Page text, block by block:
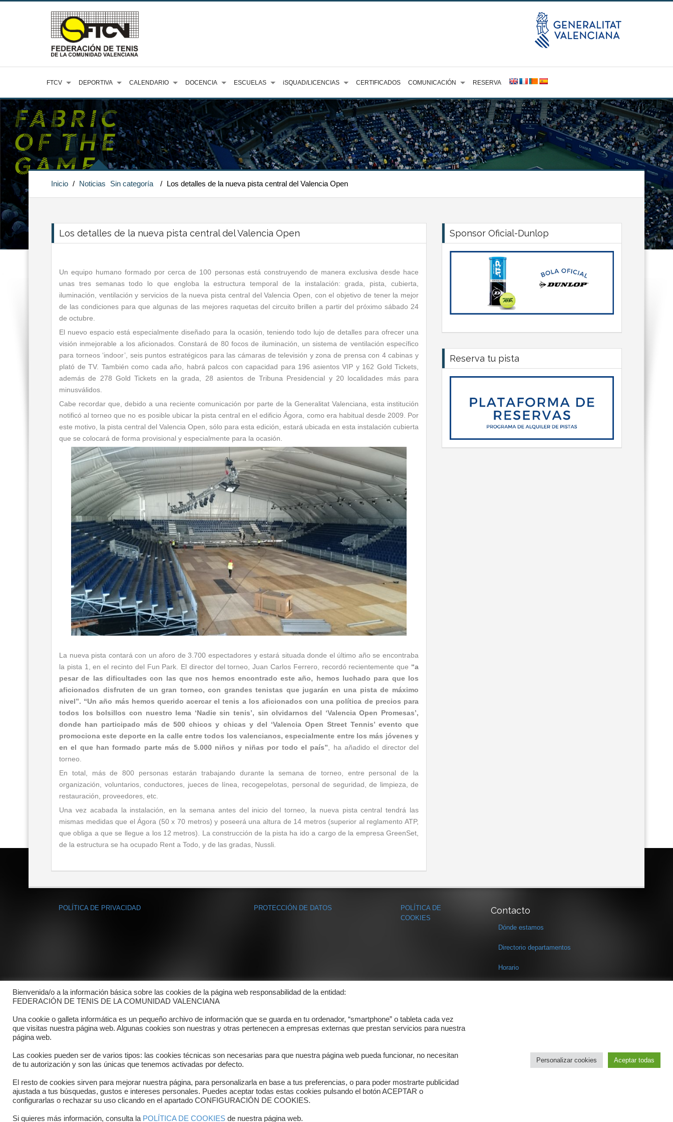
FTCV DEPORTIVA CALENDARIO DOCENCIA ESCUELAS iSQUAD/LICENCIAS CERTIFICADOS COMUNICACIÓN RESERVA
Inicio / Noticias Sin categoría / Los detalles de la nueva pista central del Valencia Open
Los detalles de la nueva pista central del Valencia Open
Un equipo humano formado por cerca de 100 personas está construyendo de manera exclusiva desde hace
unas tres semanas todo lo que engloba la estructura temporal de la instalación: grada, pista, cubierta,
iluminación, ventilación y servicios de la nueva pista central del Valencia Open, con el objetivo de tener la mejor
de las condiciones para que algunas de las mejores raquetas del circuito brillen a partir del próximo sábado 24
de octubre.
El nuevo espacio está especialmente diseñado para la ocasión, teniendo todo lujo de detalles para ofrecer una
visión inmejorable a los aficionados. Constará de 80 focos de iluminación, un sistema de ventilación específico
para torneos ‘indoor’, seis puntos estratégicos para las cámaras de televisión y zona de prensa con 4 cabinas y
plató de TV. También como cada año, habrá palcos con capacidad para 196 asientos VIP y 162 Gold Tickets,
además de 278 Gold Tickets en la grada, 28 asientos de Tribuna Presidencial y 20 localidades más para
minusválidos.
Cabe recordar que, debido a una reciente comunicación por parte de la Generalitat Valenciana, esta institución
notificó al torneo que no es posible ubicar la pista central en el edificio Ágora, como era habitual desde 2009. Por
este motivo, la pista central del Valencia Open, sólo para esta edición, estará ubicada en esta instalación cubierta
que se colocará de forma provisional y especialmente para la ocasión.
La nueva pista contará con un aforo de 3.700 espectadores y estará situada donde el último año se encontraba
la pista 1, en el recinto del Fun Park. El director del torneo, Juan Carlos Ferrero, recordó recientemente que “a
pesar de las dificultades con las que nos hemos encontrado este año, hemos luchado para que los
aficionados disfruten de un gran torneo, con grandes tenistas que jugarán en una pista de máximo
nivel”. “Un año más hemos querido acercar el tenis a los aficionados con una política de precios para
todos los bolsillos con nuestro lema ‘Nadie sin tenis’, sin olvidarnos del ‘Valencia Open Promesas’,
donde han participado más de 500 chicos y chicas y del ‘Valencia Open Street Tennis’ evento que
promociona este deporte en la calle entre todos los valencianos, especialmente entre los más jóvenes y
en el que han formado parte más de 5.000 niños y niñas por todo el país” , ha añadido el director del
torneo.
En total, más de 800 personas estarán trabajando durante la semana de torneo, entre personal de la
organización, voluntarios, conductores, jueces de línea, recogepelotas, personal de seguridad, de limpieza, de
restauración, proveedores, etc.
Una vez acabada la instalación, en la semana antes del inicio del torneo, la nueva pista central tendrá las
mismas medidas que el Ágora (50 x 70 metros) y poseerá una altura de 14 metros (superior al reglamento ATP,
que obliga a que se llegue a los 12 metros). La construcción de la pista ha ido a cargo de la empresa GreenSet,
de la estructura se ha ocupado Rent a Todo, y de las gradas, Nussli.
Sponsor Oficial-Dunlop
Reserva tu pista
POLÍTICA DE PRIVACIDAD PROTECCIÓN DE DATOS
POLÍTICA DE
COOKIES
Contacto
Dónde estamos
Directorio departamentos
Horario
Copyright © 2025 FTCV
Bienvenida/o a la información básica sobre las cookies de la página web responsabilidad de la entidad:
FEDERACIÓN DE TENIS DE LA COMUNIDAD VALENCIANA
Una cookie o galleta informática es un pequeño archivo de información que se guarda en tu ordenador, “smartphone” o tableta cada vez
que visitas nuestra página web. Algunas cookies son nuestras y otras pertenecen a empresas externas que prestan servicios para nuestra
página web.
Las cookies pueden ser de varios tipos: las cookies técnicas son necesarias para que nuestra página web pueda funcionar, no necesitan
de tu autorización y son las únicas que tenemos activadas por defecto.
El resto de cookies sirven para mejorar nuestra página, para personalizarla en base a tus preferencias, o para poder mostrarte publicidad
ajustada a tus búsquedas, gustos e intereses personales. Puedes aceptar todas estas cookies pulsando el botón ACEPTAR o
configurarlas o rechazar su uso clicando en el apartado CONFIGURACIÓN DE COOKIES.
Si quieres más información, consulta la POLÍTICA DE COOKIES de nuestra página web.
Personalizar cookies Aceptar todas